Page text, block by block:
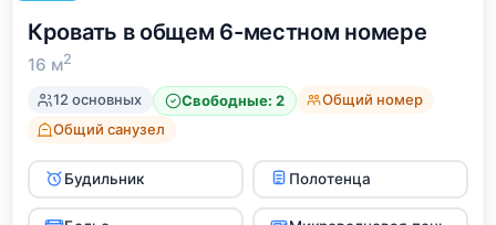
Кровать в общем 6-местном номере
16 м2
12 основных Свободные: 2
Общий номер
Общий санузел
Будильник Полотенца